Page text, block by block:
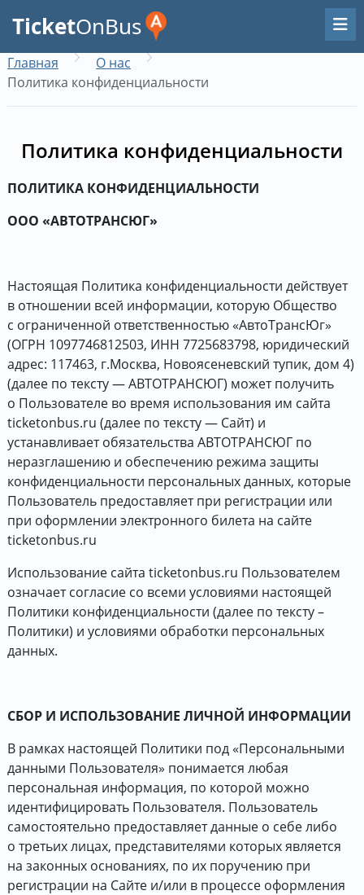
TicketOnBus
Главная
О нас
Политика конфиденциальности
Политика конфиденциальности
ПОЛИТИКА КОНФИДЕНЦИАЛЬНОСТИ
ООО «АВТОТРАНСЮГ»
Настоящая Политика конфиденциальности действует
в отношении всей информации, которую Общество
с ограниченной ответственностью «АвтоТрансЮг»
(ОГРН 1097746812503, ИНН 7725683798, юридический
адрес: 117463, г.Москва, Новоясеневский тупик, дом 4)
(далее по тексту — АВТОТРАНСЮГ) может получить
о Пользователе во время использования им сайта
ticketonbus.ru (далее по тексту — Сайт) и
устанавливает обязательства АВТОТРАНСЮГ по
неразглашению и обеспечению режима защиты
конфиденциальности персональных данных, которые
Пользователь предоставляет при регистрации или
при оформлении электронного билета на сайте
ticketonbus.ru
Использование сайта ticketonbus.ru Пользователем
означает согласие со всеми условиями настоящей
Политики конфиденциальности (далее по тексту –
Политики) и условиями обработки персональных
данных.
СБОР И ИСПОЛЬЗОВАНИЕ ЛИЧНОЙ ИНФОРМАЦИИ
В рамках настоящей Политики под «Персональными
данными Пользователя» понимается любая
персональная информация, по которой можно
идентифицировать Пользователя. Пользователь
самостоятельно предоставляет данные о себе либо
о третьих лицах, представителями которых является
на законных основаниях, по их поручению при
регистрации на Сайте и/или в процессе оформления